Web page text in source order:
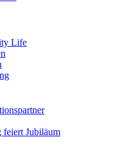
Life
Jubiläum